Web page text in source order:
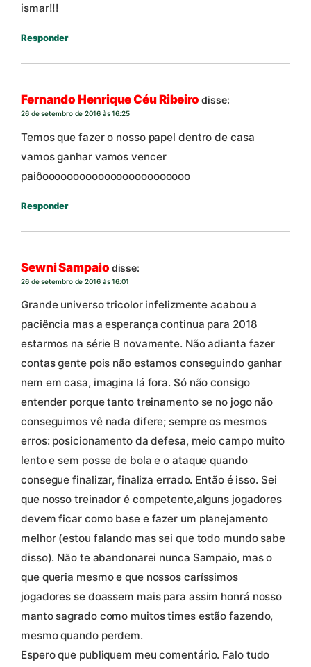
ismar!!!
Responder
Fernando Henrique Céu Ribeiro disse:
26 de setembro de 2016 às 16:25
Temos que fazer o nosso papel dentro de casa
vamos ganhar vamos vencer
paiôoooooooooooooooooooooooo
Responder
Sewni Sampaio disse:
26 de setembro de 2016 às 16:01
Grande universo tricolor infelizmente acabou a
paciência mas a esperança continua para 2018
estarmos na série B novamente. Não adianta fazer
contas gente pois não estamos conseguindo ganhar
nem em casa, imagina lá fora. Só não consigo
entender porque tanto treinamento se no jogo não
conseguimos vê nada difere; sempre os mesmos
erros: posicionamento da defesa, meio campo muito
lento e sem posse de bola e o ataque quando
consegue finalizar, finaliza errado. Então é isso. Sei
que nosso treinador é competente,alguns jogadores
devem ficar como base e fazer um planejamento
melhor (estou falando mas sei que todo mundo sabe
disso). Não te abandonarei nunca Sampaio, mas o
que queria mesmo e que nossos caríssimos
jogadores se doassem mais para assim honrá nosso
manto sagrado como muitos times estão fazendo,
mesmo quando perdem.
Espero que publiquem meu comentário. Falo tudo